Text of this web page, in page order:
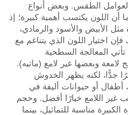
لعوامل الطقس. وبعض أنواع
أن اللون يكتسب أهمية كبيرة؛ إذ
مثل الأبيض والأسود والرمادي،
فإن اختيار اللون الذي يتناغم مع
المعالجة السطحية
وبعضها غير لامع (ماتيه).
جدًّا، لكنه يظهر الخدوش
أطفال أو حيوانات أليفة في
غير اللامع خيارًا أفضل. وحجم
مناسبة للتماثيل، بينما